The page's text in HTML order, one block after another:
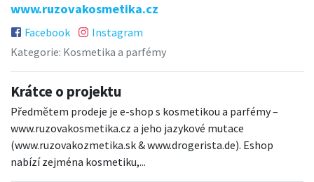
www.ruzovakosmetika.cz
Facebook
Instagram
Kategorie: Kosmetika a parfémy
Krátce o projektu
Předmětem prodeje je e-shop s kosmetikou a parfémy –
www.ruzovakosmetika.cz a jeho jazykové mutace
(www.ruzovakozmetika.sk & www.drogerista.de). Eshop
nabízí zejména kosmetiku,...